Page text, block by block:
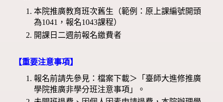
本院推廣教育班次舊生（範例：原上課編號開頭
為1041，報名1043課程）
開課日二週前報名繳費者
【重要注意事項】
報名前請先參見：檔案下載＞「臺師大進修推廣
學院推廣非學分班注意事項」。